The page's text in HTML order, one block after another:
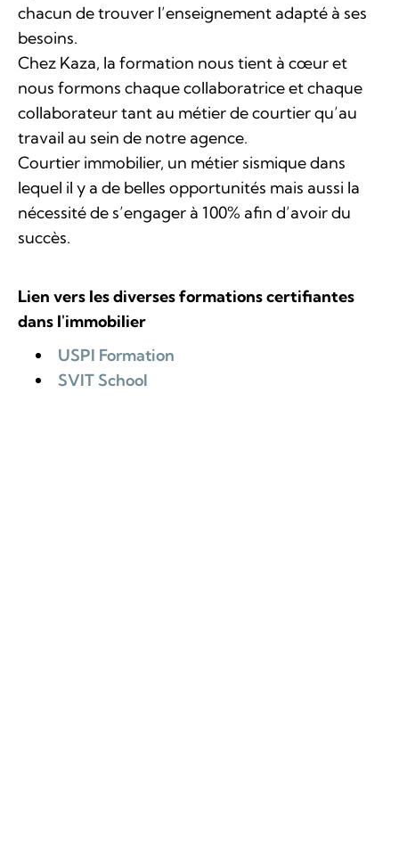
chacun de trouver l’enseignement adapté à ses
besoins.
Chez Kaza, la formation nous tient à cœur et
nous formons chaque collaboratrice et chaque
collaborateur tant au métier de courtier qu’au
travail au sein de notre agence.
Courtier immobilier, un métier sismique dans
lequel il y a de belles opportunités mais aussi la
nécessité de s’engager à 100% afin d’avoir du
succès.
Lien vers les diverses formations certifiantes
dans l'immobilier
USPI Formation
SVIT School